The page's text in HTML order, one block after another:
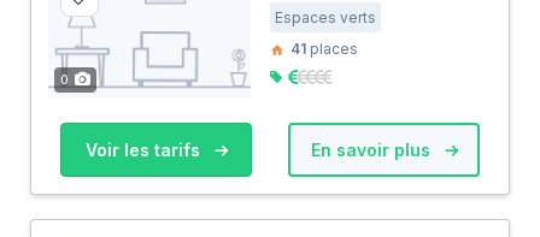
0
Espaces verts
41 places
Voir les tarifs En savoir plus